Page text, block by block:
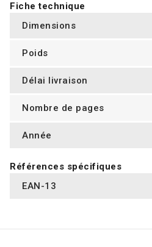
Fiche technique
Dimensions
Poids
Délai livraison
Nombre de pages
Année
Références spécifiques
EAN-13